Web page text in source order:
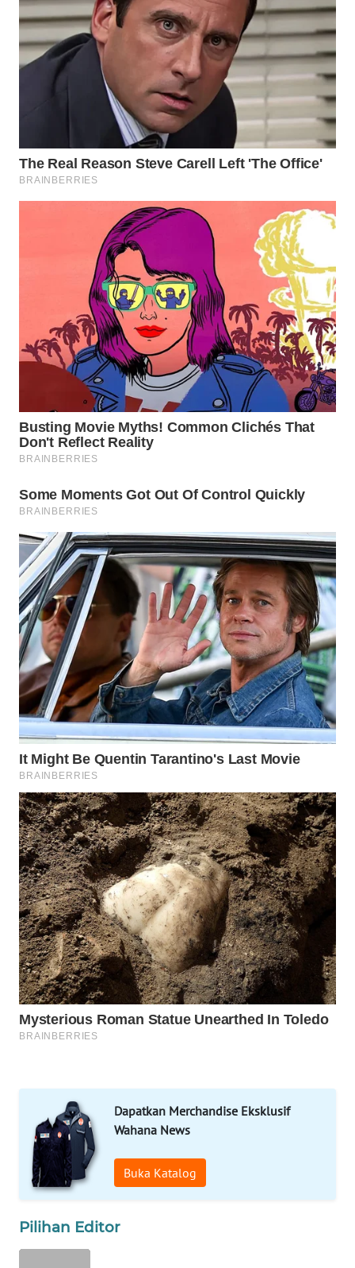
Dapatkan Merchandise Eksklusif
Wahana News
Buka Katalog
Pilihan Editor
WAHANA
WAHANA
INFRASTRUKTUR
TRAVEL
WAHANA
WAHANANEWS
ID
WAHANANEWS
CO ID
WAHANANEWS
NET
WAHANA
SPORT
WAHANA
UMKM
WAHANA
SELEB
WAHANA
PERSONA
WAHANA
OTOMOTIF
WAHANA
HEALTH
WAHANA
DESA
WISATA
LAPAK
Wahana
KONSUMEN
LISTRIK
KELISTRIKAN